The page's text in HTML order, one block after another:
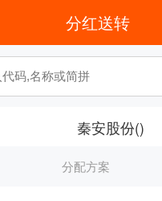
分红送转
秦安股份()
分配方案